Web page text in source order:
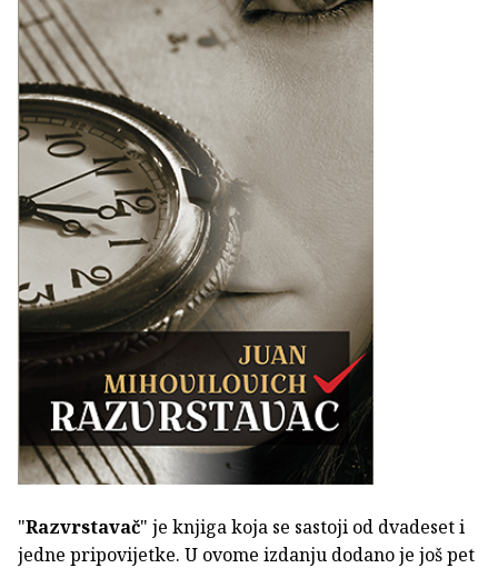
"Razvrstavač" je knjiga koja se sastoji od dvadeset i
jedne pripovijetke. U ovome izdanju dodano je još pet